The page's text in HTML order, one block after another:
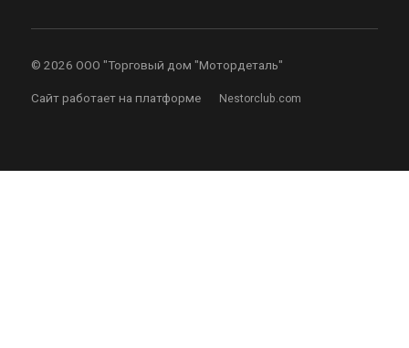
© 2026 ООО "Торговый дом "Мотордеталь"
Сайт работает на платформе Nestorclub.com